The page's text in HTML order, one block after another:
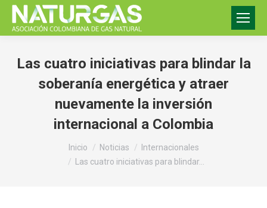
Las cuatro iniciativas para blindar la
soberanía energética y atraer
nuevamente la inversión
internacional a Colombia
Inicio Noticias
Internacionales
Las cuatro iniciativas para blindar…